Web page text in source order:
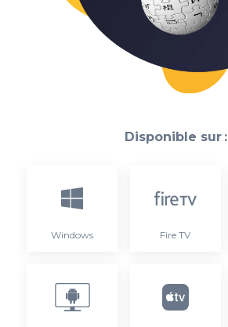
Disponible sur :
Windows Fire TV